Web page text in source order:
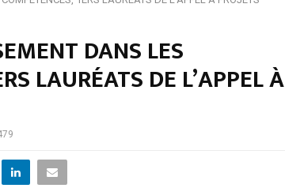
DANS LES
LAURÉATS DE L’APPEL À